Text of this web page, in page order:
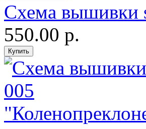
Схема вышивки
550.00 р.